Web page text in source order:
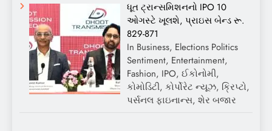
ધૂત ટ્રાન્સમિશનનો IPO 10
ઓગસ્ટે ખૂલશે, પ્રાઇસ બેન્ડ રૂ.
829-871
In Business, Elections Politics
Sentiment, Entertainment,
Fashion, IPO, ઈકોનોમી,
કોમોડિટી, કોર્પોરેટ ન્યૂઝ, ક્રિપ્ટો,
પર્સનલ ફાઇનાન્સ, શેર બજાર